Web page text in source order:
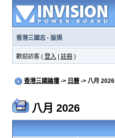
香港三國志· 版規
歡迎訪客 ( 登入 註冊)
香港三國論壇-> 日曆-> 八月 2026
八月 2026